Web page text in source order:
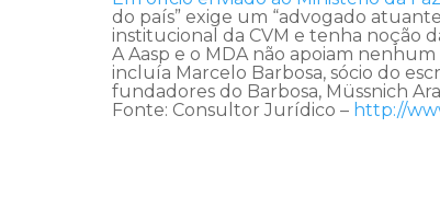
do país” exige um “advogado
institucional da CVM e tenha noção
A Aasp e o MDA não apoiam
incluía Marcelo Barbosa, sócio do
fundadores do Barbosa, Müssnich
Fonte: Consultor Jurídico – http://